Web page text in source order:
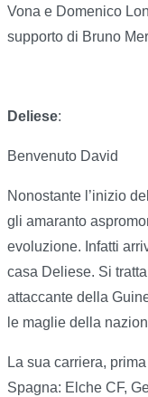
Vona e Domenico
supporto di Bruno
Deliese:
Benvenuto David
Nonostante l’inizio
gli amaranto
evoluzione. Infatti
casa Deliese. Si
attaccante della
le maglie della
La sua carriera,
Spagna: Elche CF,